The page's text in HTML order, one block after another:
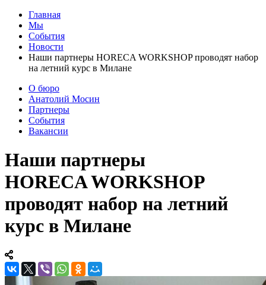
Главная
Мы
События
Новости
Наши партнеры HORECA WORKSHOP проводят набор
на летний курс в Милане
О бюро
Анатолий Мосин
Партнеры
События
Вакансии
Наши партнеры
HORECA WORKSHOP
проводят набор на летний
курс в Милане